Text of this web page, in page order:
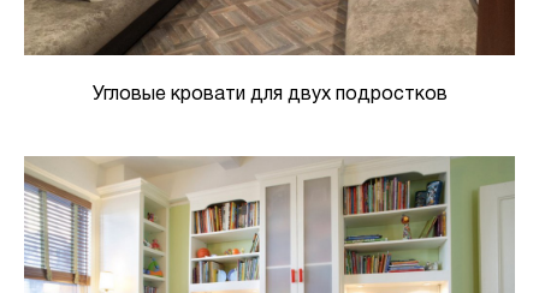
Угловые кровати для двух подростков